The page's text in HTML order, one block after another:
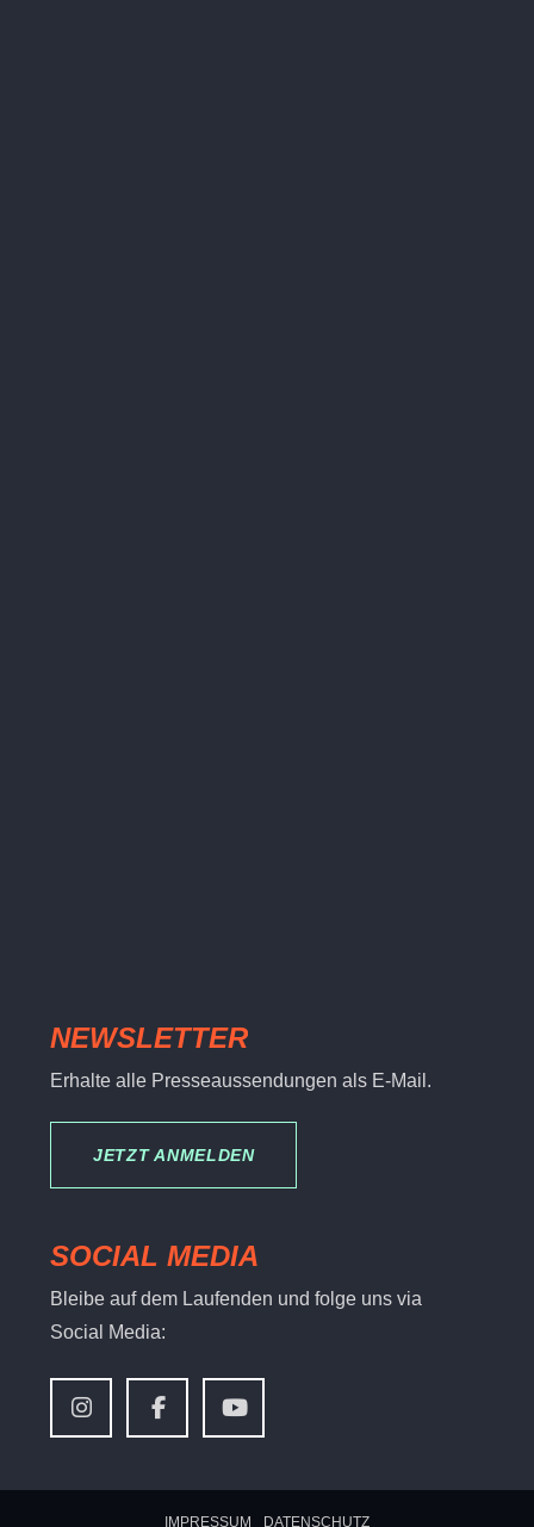
NEWSLETTER
Erhalte alle Presseaussendungen als E-Mail.
JETZT ANMELDEN
SOCIAL MEDIA
Bleibe auf dem Laufenden und folge uns via
Social Media:
IMPRESSUM DATENSCHUTZ